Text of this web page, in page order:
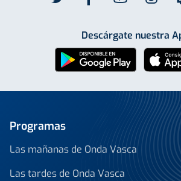
Descárgate nuestra
Programas
Las mañanas de Onda Vasca
Las tardes de Onda Vasca